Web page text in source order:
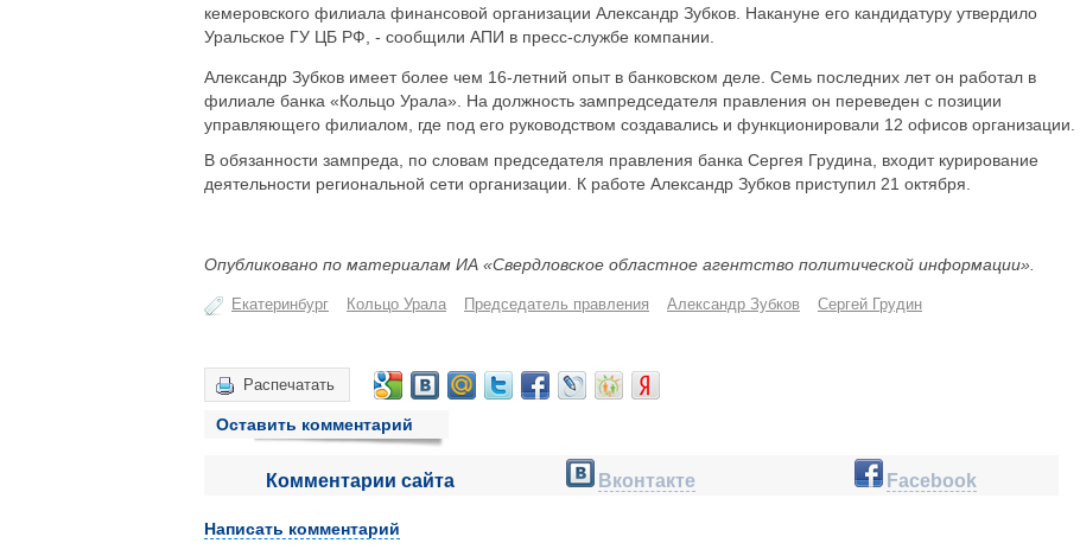
кемеровского филиала финансовой организации Александр Зубков. Накануне его кандидатуру утвердило
Уральское ГУ ЦБ РФ, - сообщили АПИ в пресс-службе компании.
Александр Зубков имеет более чем 16-летний опыт в банковском деле. Семь последних лет он работал в
филиале банка «Кольцо Урала». На должность зампредседателя правления он переведен с позиции
управляющего филиалом, где под его руководством создавались и функционировали 12 офисов организации.
В обязанности зампреда, по словам председателя правления банка Сергея Грудина, входит курирование
деятельности региональной сети организации. К работе Александр Зубков приступил 21 октября.
Опубликовано по материалам ИА «Свердловское областное агентство политической информации».
Екатеринбург Кольцо Урала Председатель правления Александр Зубков Сергей Грудин
Распечатать
Оставить комментарий
Комментарии сайта Вконтакте Facebook
Написать комментарий